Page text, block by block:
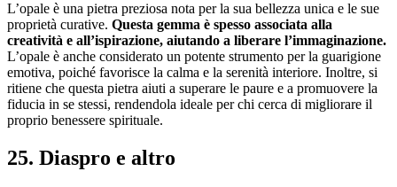
L’opale è una pietra preziosa nota per la sua bellezza unica e le sue
proprietà curative. Questa gemma è spesso associata alla
creatività e all’ispirazione, aiutando a liberare l’immaginazione.
L’opale è anche considerato un potente strumento per la guarigione
emotiva, poiché favorisce la calma e la serenità interiore. Inoltre, si
ritiene che questa pietra aiuti a superare le paure e a promuovere la
fiducia in se stessi, rendendola ideale per chi cerca di migliorare il
proprio benessere spirituale.
25. Diaspro e altro